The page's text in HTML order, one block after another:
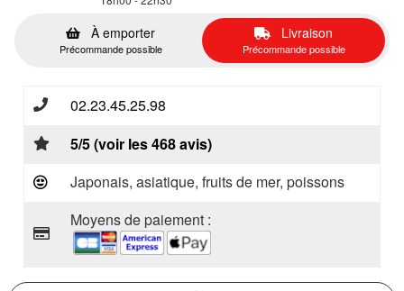
À emporter
Précommande possible
Livraison
Précommande possible
02.23.45.25.98
5/5 (voir les 468 avis)
Japonais, asiatique, fruits de mer, poissons
Moyens de paiement :